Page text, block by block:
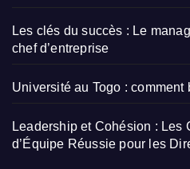
Les clés du succès : Le
chef d’entreprise
Université au Togo : comment
Leadership et Cohésion : Les
d’Équipe Réussie pour les